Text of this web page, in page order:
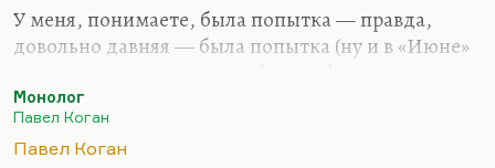
У меня, понимаете, была попытка — правда,
довольно давняя — была попытка (ну и в «Июне»
Когана с точки зрения так называемого
неортодоксального марксизма, который
придумали Слуцкий и компания. Действительно,
Монолог
Павел Коган
Павел Коган